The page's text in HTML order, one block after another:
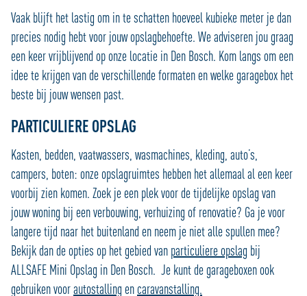
Vaak blijft het lastig om in te schatten hoeveel kubieke meter je dan
precies nodig hebt voor jouw opslagbehoefte. We adviseren jou graag
een keer vrijblijvend op onze locatie in Den Bosch. Kom langs om een
idee te krijgen van de verschillende formaten en welke garagebox het
beste bij jouw wensen past.
PARTICULIERE OPSLAG
Kasten, bedden, vaatwassers, wasmachines, kleding, auto’s,
campers, boten: onze opslagruimtes hebben het allemaal al een keer
voorbij zien komen. Zoek je een plek voor de tijdelijke opslag van
jouw woning bij een verbouwing, verhuizing of renovatie? Ga je voor
langere tijd naar het buitenland en neem je niet alle spullen mee?
Bekijk dan de opties op het gebied van particuliere opslag bij
ALLSAFE Mini Opslag in Den Bosch. Je kunt de garageboxen ook
gebruiken voorautostalling encaravanstalling.